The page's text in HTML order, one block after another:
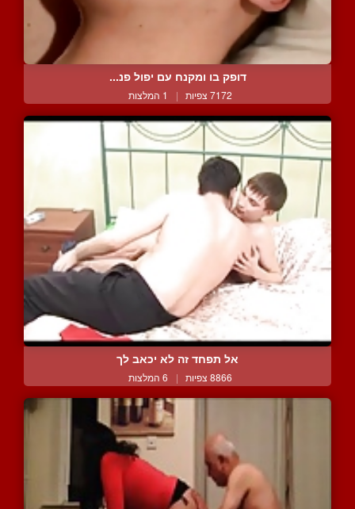
דופק בו ומקנח עם יפול פנ...
7172 צפיות | 1 המלצות
אל תפחד זה לא יכאב לך
8866 צפיות | 6 המלצות